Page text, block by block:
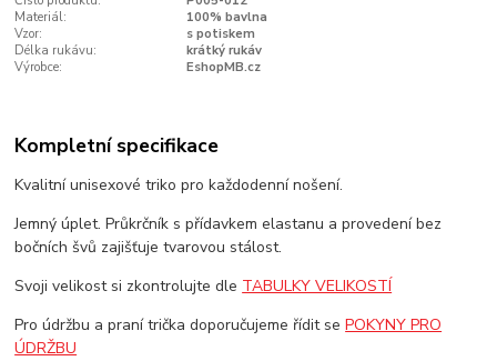
Materiál:
100% bavlna
Vzor:
s potiskem
Délka rukávu:
krátký rukáv
Výrobce:
EshopMB.cz
Kompletní specifikace
Kvalitní unisexové triko pro každodenní nošení.
Jemný úplet. Průkrčník s přídavkem elastanu a provedení bez
bočních švů zajišťuje tvarovou stálost.
Svoji velikost si zkontrolujte dle TABULKY VELIKOSTÍ
Pro údržbu a praní trička doporučujeme řídit sePOKYNY PRO
ÚDRŽBU